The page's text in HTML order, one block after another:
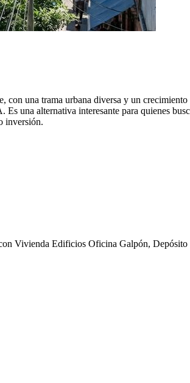
una trama urbana diversa y un
una alternativa interesante para quienes
inversión.
Vivienda Edificios Oficina Galpón, Depósito